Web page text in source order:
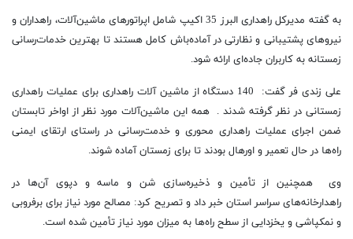
به گفته مدیرکل راهداری البرز 35 اکیپ شامل اپراتورهای ماشین‌آلات، راهداران و
نیروهای پشتیبانی و نظارتی در آماده‌باش کامل هستند تا بهترین خدمات‌رسانی
زمستانه به کاربران جاده‌ای ارائه شود.
علی زندی فر گفت: 140 دستگاه از ماشین آلات راهداری برای عملیات راهداری
زمستانی در نظر گرفته شدند . همه این ماشین‌آلات مورد نظر از اواخر تابستان
ضمن اجرای عملیات راهداری محوری و خدمت‌رسانی در راستای ارتقای ایمنی
راه‌ها در حال تعمیر و اورهال بودند تا برای زمستان آماده شوند.
وی همچنین از تأمین و ذخیره‌سازی شن و ماسه و دپوی آن‌ها در
راهدارخانه‌های سراسر استان خبر داد و تصریح کرد: مصالح مورد نیاز برای برفروبی
و نمکپاشی و یخزدایی از سطح راه‌ها به میزان مورد نیاز تأمین شده است.